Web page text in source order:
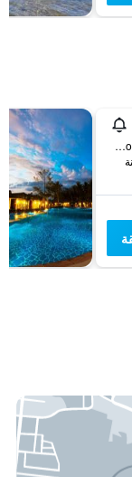
98/2 Tran Hung Dao Str, Duong Dong, Phu Quoc, فيتنام